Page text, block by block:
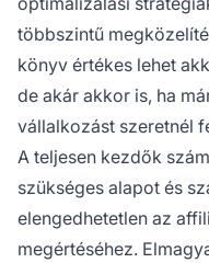
többszintű
könyv értékes lehet
de akár akkor is, ha
vállalkozást szeretnél
A teljesen kezdők
szükséges alapot és
elengedhetetlen az
megértéséhez.